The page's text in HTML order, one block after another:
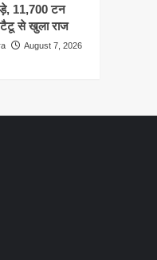
11,700 टन
टैटू से खुला राज
August 7, 2026